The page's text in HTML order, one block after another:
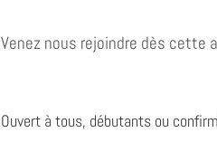
Venez nous rejoindre dès cette
Ouvert à tous, débutants ou